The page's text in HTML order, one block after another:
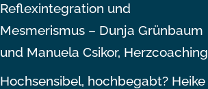
Reflexintegration und
Mesmerismus – Dunja Grünbaum
und Manuela Csikor, Herzcoaching
Hochsensibel, hochbegabt? Heike